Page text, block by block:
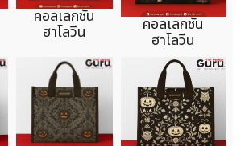
คอลเลกชัน
ฮาโลวีน คอลเลกชัน
ฮาโลวีน